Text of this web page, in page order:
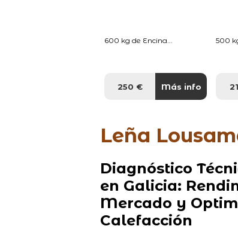
600 kg de Encina...
250 € Más info
500
Leña
Diagnóstico
en Galicia:
Mercado y
Calefacción